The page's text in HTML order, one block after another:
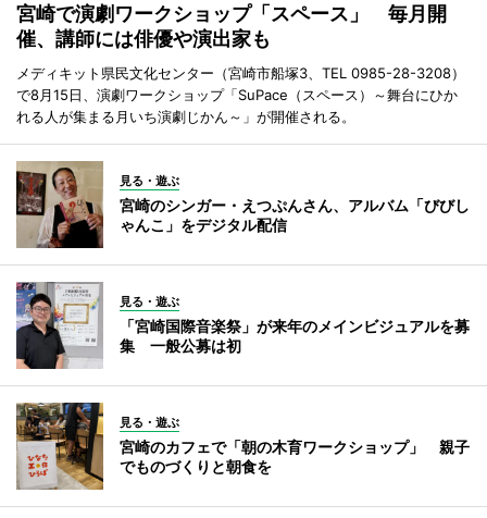
宮崎で演劇ワークショップ「スペース」 毎月開
催、講師には俳優や演出家も
メディキット県民文化センター（宮崎市船塚3、TEL 0985-28-3208）
で8月15日、演劇ワークショップ「SuPace（スペース）～舞台にひか
れる人が集まる月いち演劇じかん～」が開催される。
見る・遊ぶ
宮崎のシンガー・えつぷんさん、アルバム「びびし
ゃんこ」をデジタル配信
見る・遊ぶ
「宮崎国際音楽祭」が来年のメインビジュアルを募
集 一般公募は初
見る・遊ぶ
宮崎のカフェで「朝の木育ワークショップ」 親子
でものづくりと朝食を